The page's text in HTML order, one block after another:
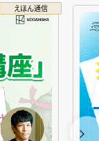
えほん通信